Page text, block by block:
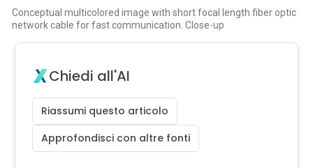
Conceptual multicolored image with short focal length fiber optic
network cable for fast communication. Close-up
Chiedi all'AI
Riassumi questo articolo
Approfondisci con altre fonti